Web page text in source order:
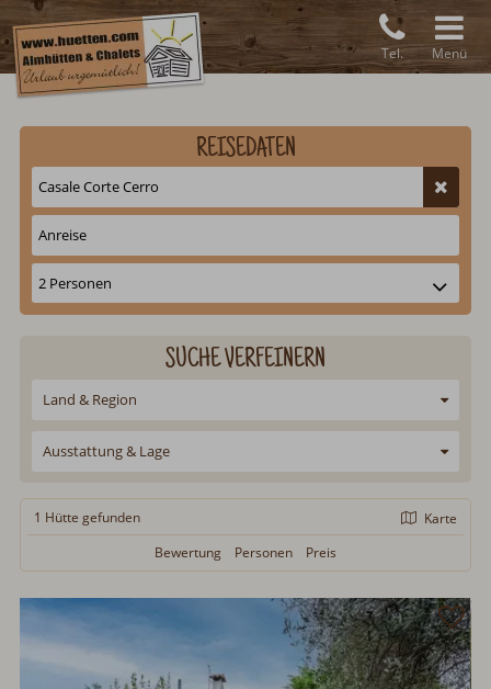
Tel. Menü
REISEDATEN
SUCHE VERFEINERN
Land & Region
Ausstattung & Lage
1 Hütte gefunden
Karte
Bewertung
Personen Preis